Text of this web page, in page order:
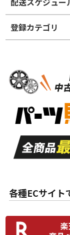
ホイールラ
S
A
走行距
目立つ
な
な
C
比較的
登録カテゴリ
スタッドレスタイ
各種ECサイト